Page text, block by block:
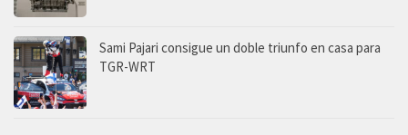
Sami Pajari consigue un doble triunfo en casa para
TGR-WRT